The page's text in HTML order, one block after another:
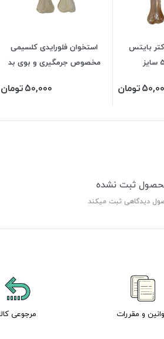
بایتس
تومان
استخوان فلورایدی کلسیمی
مخصوص جرمگیری و بوی بد
50,000تومان
ثبت نشده
دیدگاهی ثبت میکند
و مقررات مرجوعی